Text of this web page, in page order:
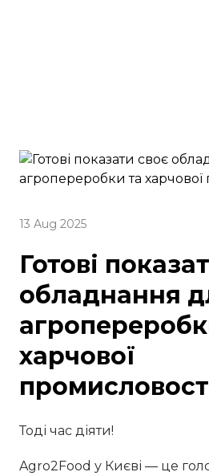
13 Aug 2025
Готові
обладнання
харчової
Тоді час діяти!
Agro2Food у Києві — це